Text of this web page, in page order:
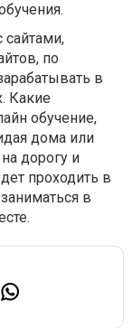
сайтами,
по
в
Какие
обучение,
дома или
дорогу и
проходить в
в